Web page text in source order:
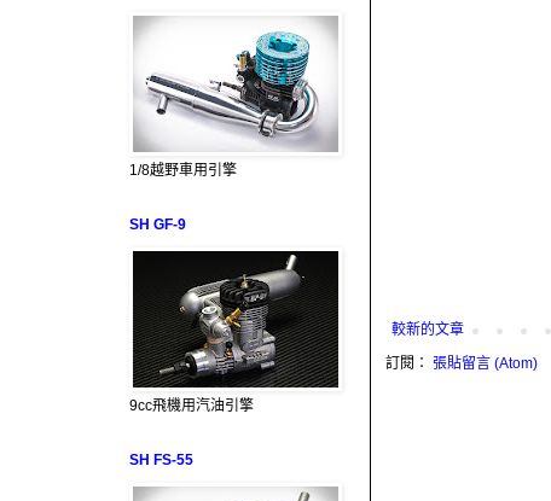
較新的文章
訂閱： 張貼留言 (Atom)
1/8越野車用引擎
SH GF-9
9cc飛機用汽油引擎
SH FS-55